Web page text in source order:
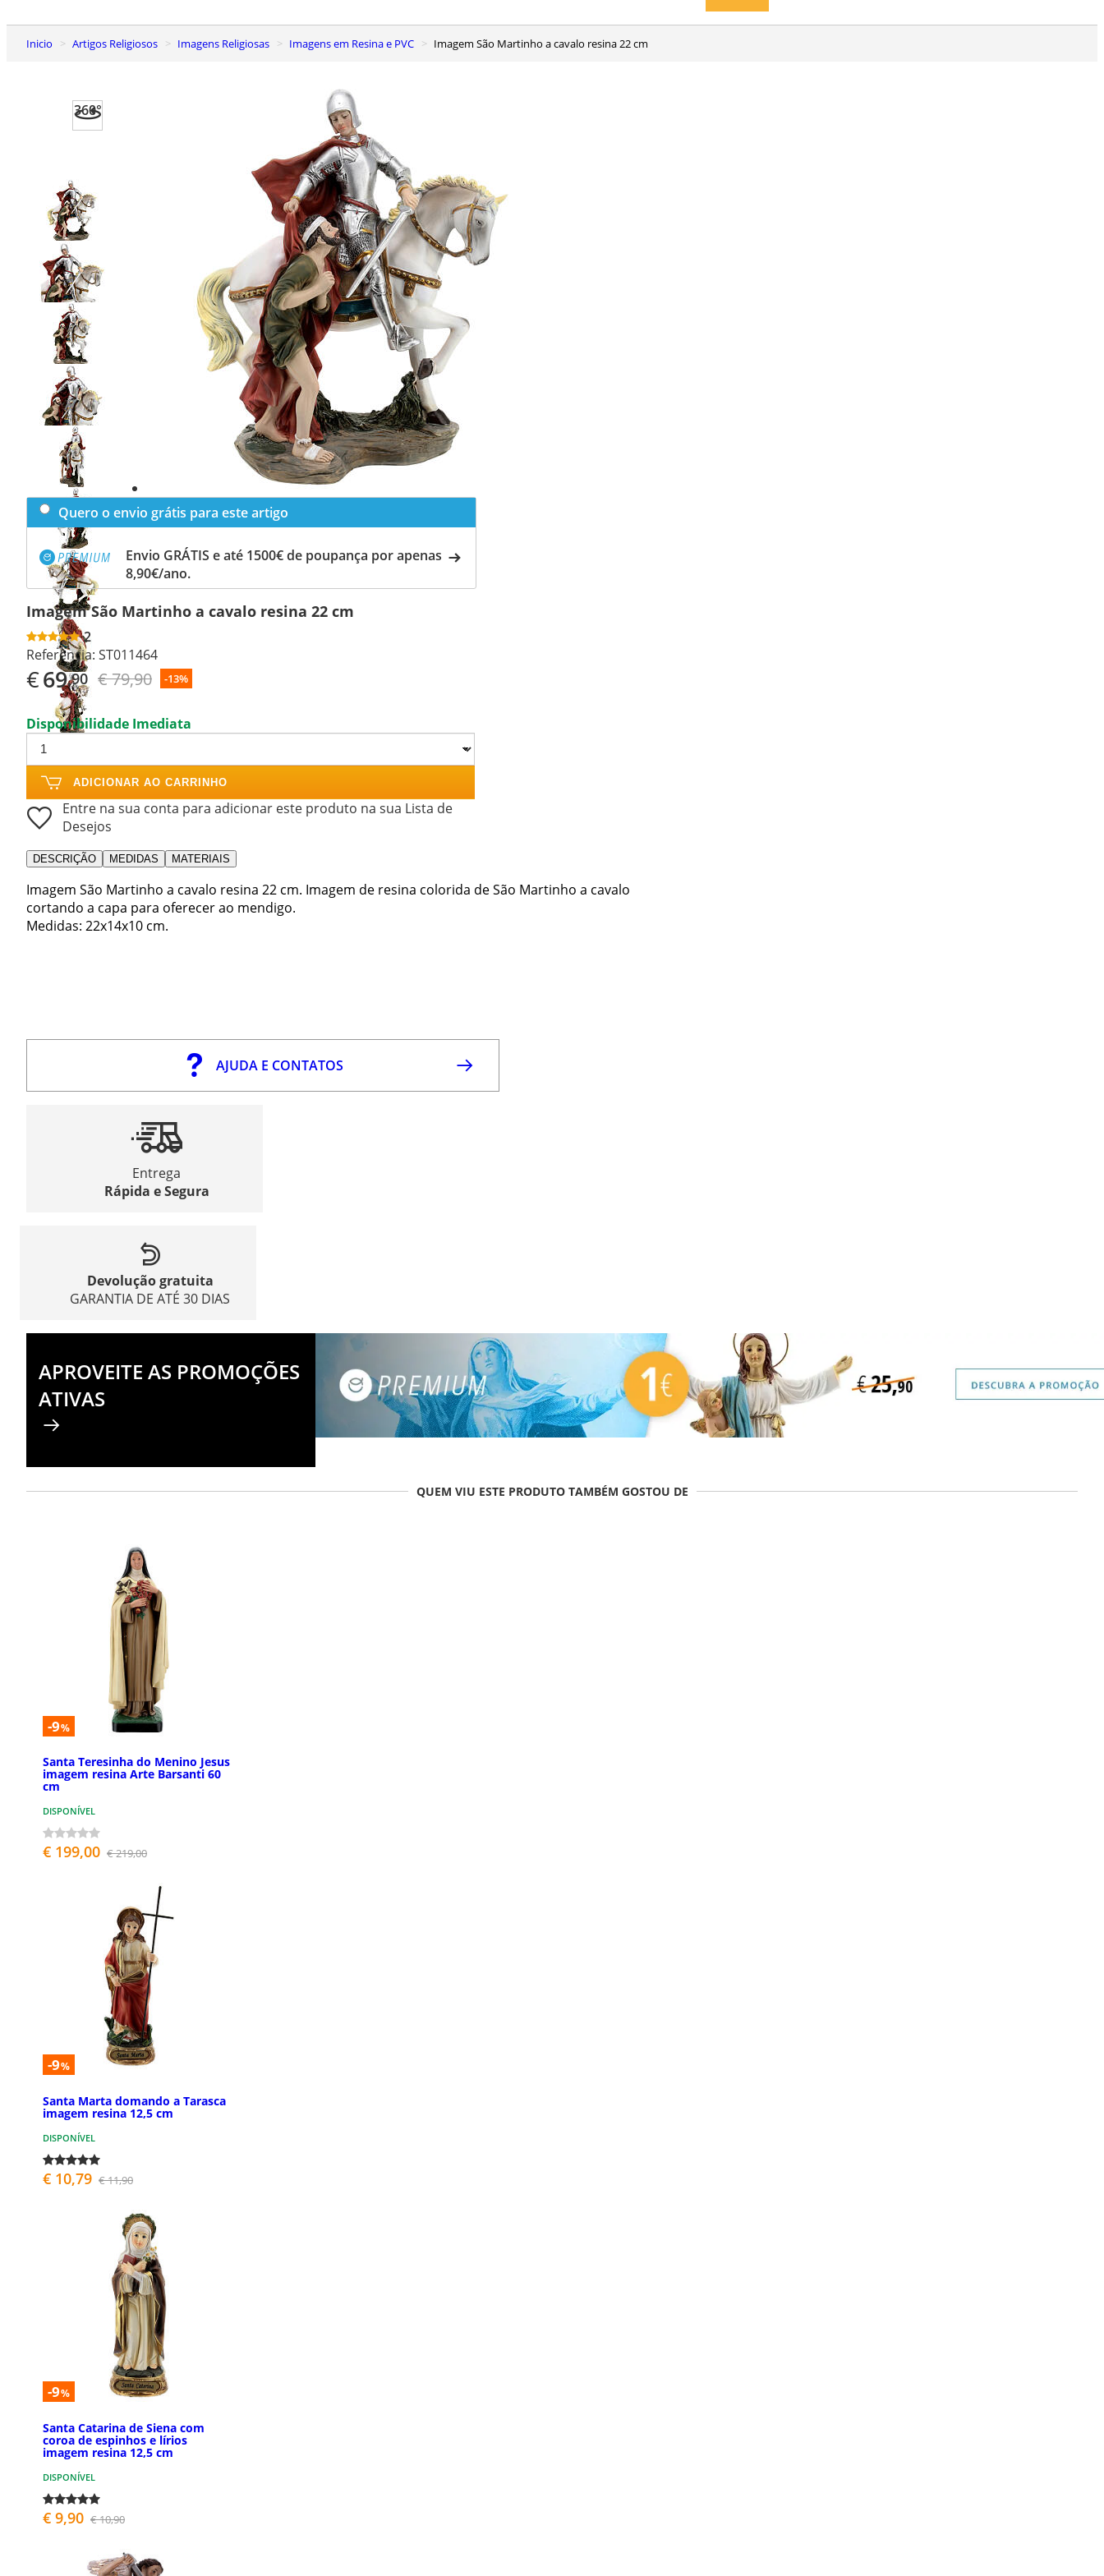
Inicio Artigos Religiosos Imagens Religiosas Imagens em Resina e PVC Imagem São Martinho a cavalo resina 22 cm
360°
Previous
slide
Next
slide
Quero o envio grátis para este artigo
Envio GRÁTIS e até 1500€ de poupança por apenas
8,90€/ano.
Imagem São Martinho a cavalo resina 22 cm
2
Referência: ST011464
€69,90 € 79,90 -13%
Disponibilidade Imediata
ADICIONAR AO CARRINHO
Entre na sua conta para adicionar este produto na sua Lista de
Desejos
DESCRIÇÃO MEDIDAS MATERIAIS
Imagem São Martinho a cavalo resina 22 cm. Imagem de resina colorida de São Martinho a cavalo
cortando a capa para oferecer ao mendigo.
Medidas: 22x14x10 cm.
AJUDA E CONTATOS
Entrega
Rápida e Segura
Devolução gratuita
GARANTIA DE ATÉ 30 DIAS
APROVEITE AS PROMOÇÕES
ATIVAS
QUEM VIU ESTE PRODUTO TAMBÉM GOSTOU DE
-9%
Santa Teresinha do Menino Jesus
imagem resina Arte Barsanti 60
cm
DISPONÍVEL
€ 199,00 € 219,00
-9%
Santa Marta domando a Tarasca
imagem resina 12,5 cm
DISPONÍVEL
€ 10,79 € 11,90
-9%
Santa Catarina de Siena com
coroa de espinhos e lírios
imagem resina 12,5 cm
DISPONÍVEL
€ 9,90 € 10,90